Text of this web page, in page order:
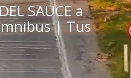
SAUCE a
| Tus